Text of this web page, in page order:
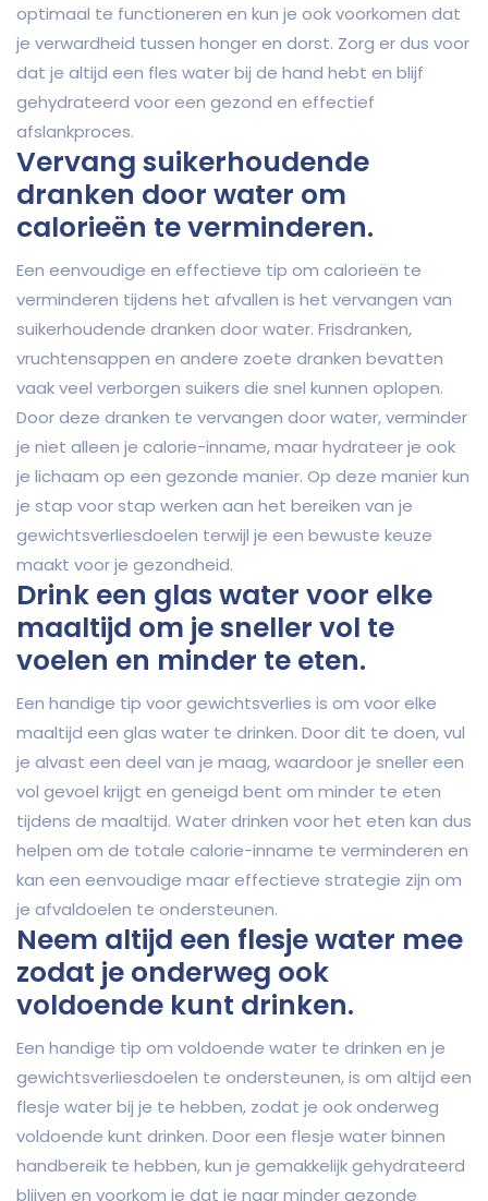
optimaal te functioneren en kun je ook voorkomen dat
je verwardheid tussen honger en dorst. Zorg er dus voor
dat je altijd een fles water bij de hand hebt en blijf
gehydrateerd voor een gezond en effectief
afslankproces.
Vervang suikerhoudende
dranken door water om
calorieën te verminderen.
Een eenvoudige en effectieve tip om calorieën te
verminderen tijdens het afvallen is het vervangen van
suikerhoudende dranken door water. Frisdranken,
vruchtensappen en andere zoete dranken bevatten
vaak veel verborgen suikers die snel kunnen oplopen.
Door deze dranken te vervangen door water, verminder
je niet alleen je calorie-inname, maar hydrateer je ook
je lichaam op een gezonde manier. Op deze manier kun
je stap voor stap werken aan het bereiken van je
gewichtsverliesdoelen terwijl je een bewuste keuze
maakt voor je gezondheid.
Drink een glas water voor elke
maaltijd om je sneller vol te
voelen en minder te eten.
Een handige tip voor gewichtsverlies is om voor elke
maaltijd een glas water te drinken. Door dit te doen, vul
je alvast een deel van je maag, waardoor je sneller een
vol gevoel krijgt en geneigd bent om minder te eten
tijdens de maaltijd. Water drinken voor het eten kan dus
helpen om de totale calorie-inname te verminderen en
kan een eenvoudige maar effectieve strategie zijn om
je afvaldoelen te ondersteunen.
Neem altijd een flesje water mee
zodat je onderweg ook
voldoende kunt drinken.
Een handige tip om voldoende water te drinken en je
gewichtsverliesdoelen te ondersteunen, is om altijd een
flesje water bij je te hebben, zodat je ook onderweg
voldoende kunt drinken. Door een flesje water binnen
handbereik te hebben, kun je gemakkelijk gehydrateerd
blijven en voorkom je dat je naar minder gezonde